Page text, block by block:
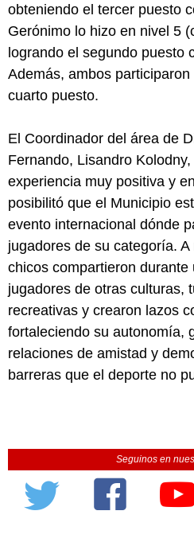
obteniendo el tercer puesto
Gerónimo lo hizo en nivel 5
logrando el segundo puesto
Además, ambos
cuarto puesto.
El Coordinador del área de
Fernando, Lisandro
experiencia muy positiva y
posibilitó que el Municipio
evento internacional dónde
jugadores de su categoría.
chicos compartieron durante
jugadores de otras culturas,
recreativas y crearon lazos
fortaleciendo su autonomía,
relaciones de amistad y
barreras que el deporte no
Seguinos en